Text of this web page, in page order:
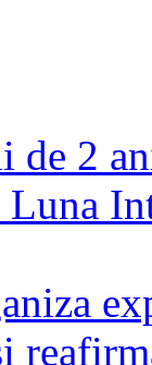
de 2
Luna